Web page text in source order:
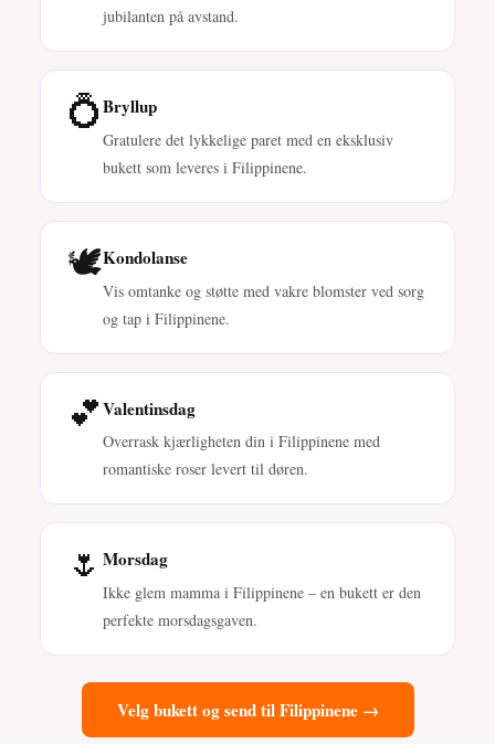
jubilanten på avstand.
💍Bryllup
Gratulere det lykkelige paret med en eksklusiv
bukett som leveres i Filippinene.
🕊️Kondolanse
Vis omtanke og støtte med vakre blomster ved sorg
og tap i Filippinene.
💕Valentinsdag
Overrask kjærligheten din i Filippinene med
romantiske roser levert til døren.
🌷 Morsdag
Ikke glem mamma i Filippinene – en bukett er den
perfekte morsdagsgaven.
Velg bukett og send til Filippinene →